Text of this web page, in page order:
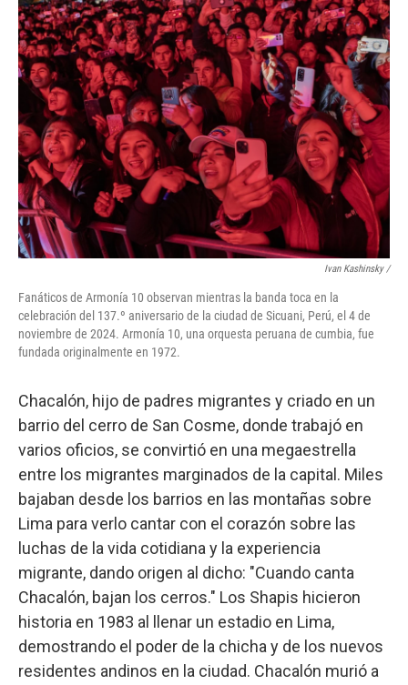
Ivan Kashinsky/
Fanáticos de Armonía 10 observan mientras la banda toca en la
celebración del 137.º aniversario de la ciudad de Sicuani, Perú, el 4 de
noviembre de 2024. Armonía 10, una orquesta peruana de cumbia, fue
fundada originalmente en 1972.
Chacalón, hijo de padres migrantes y criado en un
barrio del cerro de San Cosme, donde trabajó en
varios oficios, se convirtió en una megaestrella
entre los migrantes marginados de la capital. Miles
bajaban desde los barrios en las montañas sobre
Lima para verlo cantar con el corazón sobre las
luchas de la vida cotidiana y la experiencia
migrante, dando origen al dicho: "Cuando canta
Chacalón, bajan los cerros." Los Shapis hicieron
historia en 1983 al llenar un estadio en Lima,
demostrando el poder de la chicha y de los nuevos
residentes andinos en la ciudad. Chacalón murió a